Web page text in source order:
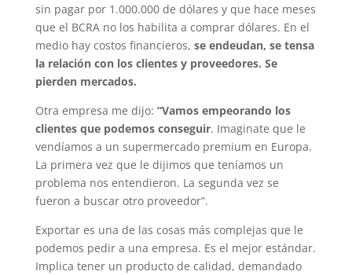
sin pagar por 1.000.000 de dólares y que hace meses
que el BCRA no los habilita a comprar dólares. En el
medio hay costos financieros, se endeudan, se tensa
la relación con los clientes y proveedores. Se
pierden mercados.
Otra empresa me dijo: “Vamos empeorando los
clientes que podemos conseguir. Imaginate que le
vendíamos a un supermercado premium en Europa.
La primera vez que le dijimos que teníamos un
problema nos entendieron. La segunda vez se
fueron a buscar otro proveedor”.
Exportar es una de las cosas más complejas que le
podemos pedir a una empresa. Es el mejor estándar.
Implica tener un producto de calidad, demandado